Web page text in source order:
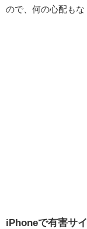
ので、何の心配もな
iPhoneで有害サ